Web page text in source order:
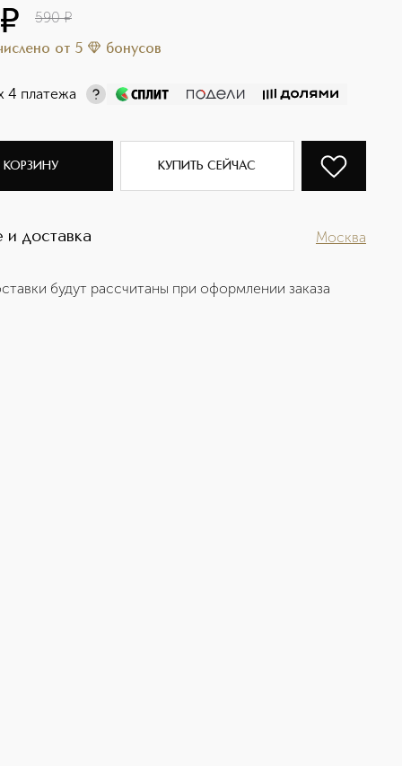
¤ 590 ¤
от 5 бонусов
4 платежа
КОРЗИНУ КУПИТЬ СЕЙЧАС
и доставка Москва
будут рассчитаны при оформлении заказа